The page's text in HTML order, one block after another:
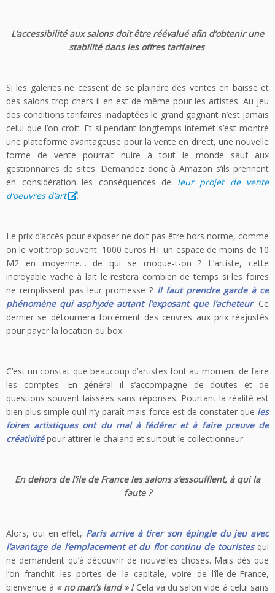
L’accessibilité aux salons doit être réévalué afin d’obtenir une
stabilité dans les offres tarifaires
Si les galeries ne cessent de se plaindre des ventes en baisse et
des salons trop chers il en est de même pour les artistes. Au jeu
des conditions tarifaires inadaptées le grand gagnant n’est jamais
celui que l’on croit. Et si pendant longtemps internet s’est montré
une plateforme avantageuse pour la vente en direct, une nouvelle
forme de vente pourrait nuire à tout le monde sauf aux
gestionnaires de sites. Demandez donc à Amazon s’ils prennent
en considération les conséquences de leur projet de vente
d’oeuvres d’art
.
Le prix d’accès pour exposer ne doit pas être hors norme, comme
on le voit trop souvent. 1000 euros HT un espace de moins de 10
M2 en moyenne… de qui se moque-t-on ? L’artiste, cette
incroyable vache à lait le restera combien de temps si les foires
ne remplissent pas leur promesse ? Il faut prendre garde à ce
phénomène qui asphyxie autant l’exposant que l’acheteur. Ce
dernier se détournera forcément des œuvres aux prix réajustés
pour payer la location du box.
C’est un constat que beaucoup d’artistes font au moment de faire
les comptes. En général il s’accompagne de doutes et de
questions souvent laissées sans réponses. Pourtant la réalité est
bien plus simple qu’il n’y paraît mais force est de constater que les
foires artistiques ont du mal à fédérer et à faire preuve de
créativitépour attirer le chaland et surtout le collectionneur.
En dehors de l’ile de France les salons s’essoufflent, à qui la
faute ?
Alors, oui en effet, Paris arrive à tirer son épingle du jeu avec
l’avantage de l’emplacement et du flot continu de touristesqui
ne demandent qu’à découvrir de nouvelles choses. Mais dès que
l’on franchit les portes de la capitale, voire de l’île-de-France,
bienvenue à « no man’s land » !Cela va du salon vide à celui sans